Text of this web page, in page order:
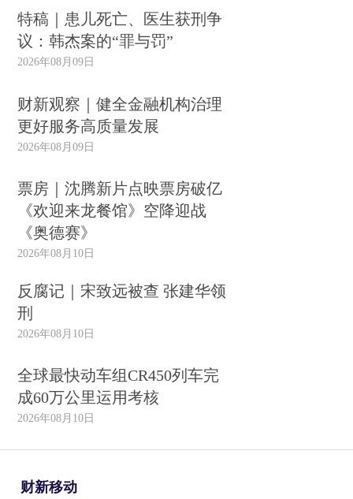
特稿｜患儿死亡、医生获刑争
议：韩杰案的“罪与罚”
2026年08月09日
财新观察｜健全金融机构治理
更好服务高质量发展
2026年08月09日
票房｜沈腾新片点映票房破亿
《欢迎来龙餐馆》空降迎战
《奥德赛》
2026年08月10日
反腐记｜宋致远被查 张建华领
刑
2026年08月10日
全球最快动车组CR450列车完
成60万公里运用考核
2026年08月10日
财新移动